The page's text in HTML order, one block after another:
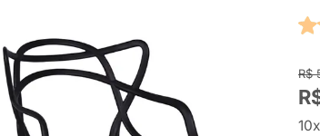
R$